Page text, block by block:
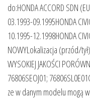
do:HONDA ACCORD SDN
03.1993-09.1995HONDA
10.1995-12.1998HONDA
NOWYLokalizacja (przód/
WYSOKIEJ JAKOŚCI
76806SEOJ01;
ze w danym modelu mogą